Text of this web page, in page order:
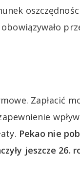
Zapłacić
Pekao nie
jeszcze 26.